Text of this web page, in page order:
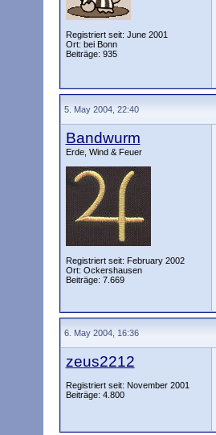
Registriert seit: June 2001
Ort: bei Bonn
Beiträge: 935
5. May 2004, 22:40
Bandwurm
Erde, Wind & Feuer
Registriert seit: February 2002
Ort: Ockershausen
Beiträge: 7.669
6. May 2004, 16:36
zeus2212
Registriert seit: November 2001
Beiträge: 4.800